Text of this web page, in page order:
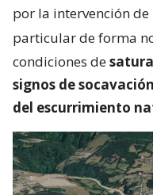
por la intervención
particular de forma
condiciones de
signos de
del escurrimiento